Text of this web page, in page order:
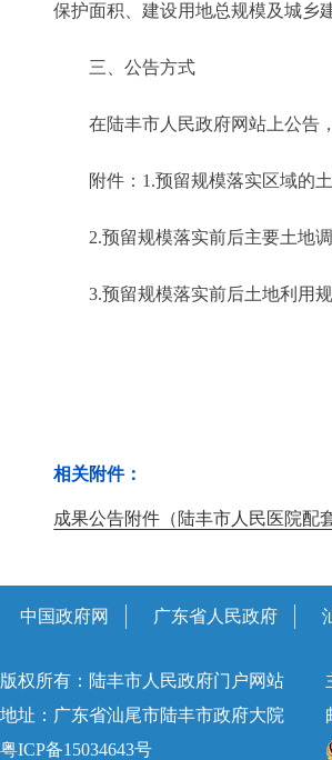
保护面积、建设用地总规模及城乡
三、公告方式
在陆丰市人民政府网站上公告，
附件：1.预留规模落实区域的土
2.预留规模落实前后主要土地调
3.预留规模落实前后土地利用规
相关附件：
成果公告附件（陆丰市人民医院配
中国政府网 广东省人民政府
版权所有：陆丰市人民政府门户网站
地址：广东省汕尾市陆丰市政府大院
粤ICP备15034643号